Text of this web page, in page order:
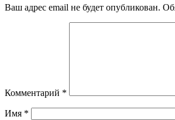
Ваш адрес email не будет опубликован.
Комментарий *
Имя *